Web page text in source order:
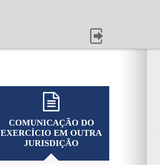
COMUNICAÇÃO DO
EXERCÍCIO EM OUTRA
JURISDIÇÃO